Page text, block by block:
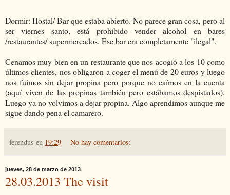
Dormir: Hostal/ Bar que estaba abierto. No parece gran cosa, pero al
ser viernes santo, está prohibido vender alcohol en bares
/restaurantes/ supermercados. Ese bar era completamente "ilegal".
Cenamos muy bien en un restaurante que nos acogió a los 10 como
últimos clientes, nos obligaron a coger el menú de 20 euros y luego
nos fuimos sin dejar propina pero porque no caímos en la cuenta
(aquí viven de las propinas también pero estábamos despistados).
Luego ya no volvimos a dejar propina. Algo aprendimos aunque me
sigue dando pena el camarero.
ferendus en 19:29 No hay comentarios:
jueves, 28 de marzo de 2013
28.03.2013 The visit